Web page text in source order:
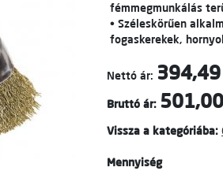
fémmegmunkálás
• Széleskörűen
fogaskerekek,
Nettó ár:
Bruttó ár:
Vissza a kategóriába:
Mennyiség